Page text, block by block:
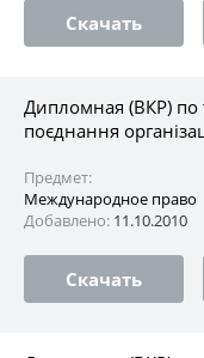
Скачать
Дипломная (ВКР) по
поєднання
Предмет:
Международное право
Добавлено: 11.10.2010
Скачать